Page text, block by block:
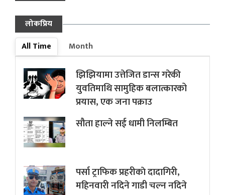
लोकप्रिय
All Time
Month
झिझियामा उत्तेजित डान्स गरेकी
युवतिमाथि सामुहिक बलात्कारको
प्रयास, एक जना पक्राउ
सौता हाल्ने सई धामी निलम्बित
पर्सा ट्राफिक प्रहरीकाे दादागिरी,
महिनवारी नदिने गाडी चल्न नदिने